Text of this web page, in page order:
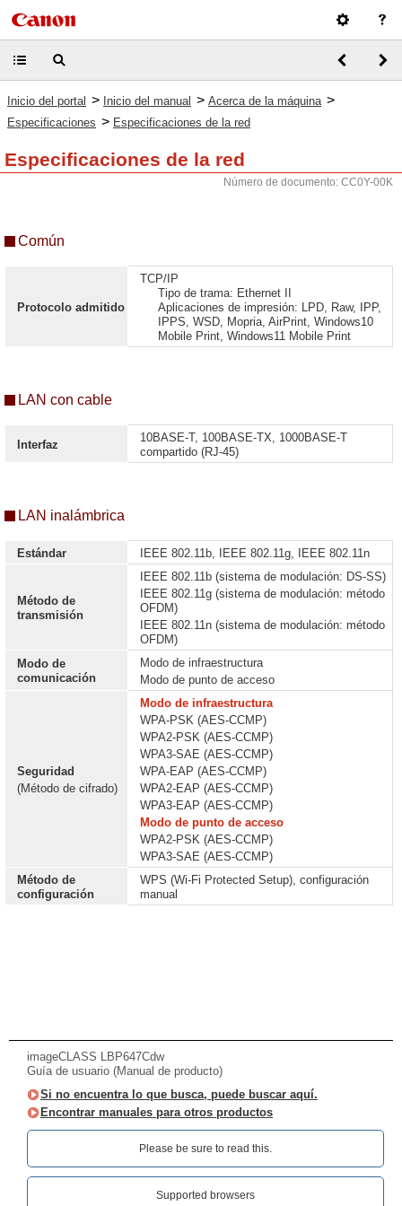
Inicio del portal > Inicio del manual > Acerca de la máquina >
Especificaciones > Especificaciones de la red
Especificaciones de la red
Número de documento: CC0Y-00K
Común
Protocolo admitido
TCP/IP
Tipo de trama: Ethernet II
Aplicaciones de impresión: LPD, Raw, IPP,
IPPS, WSD, Mopria, AirPrint, Windows10
Mobile Print, Windows11 Mobile Print
LAN con cable
Interfaz
10BASE-T, 100BASE-TX, 1000BASE-T
compartido (RJ-45)
LAN inalámbrica
Estándar IEEE 802.11b, IEEE 802.11g, IEEE 802.11n
Método de
transmisión
IEEE 802.11b (sistema de modulación: DS-SS)
IEEE 802.11g (sistema de modulación: método
OFDM)
IEEE 802.11n (sistema de modulación: método
OFDM)
Modo de
comunicación
Modo de infraestructura
Modo de punto de acceso
Seguridad
(Método de cifrado)
Modo de infraestructura
WPA-PSK (AES-CCMP)
WPA2-PSK (AES-CCMP)
WPA3-SAE (AES-CCMP)
WPA-EAP (AES-CCMP)
WPA2-EAP (AES-CCMP)
WPA3-EAP (AES-CCMP)
Modo de punto de acceso
WPA2-PSK (AES-CCMP)
WPA3-SAE (AES-CCMP)
Método de
configuración
WPS (Wi-Fi Protected Setup), configuración
manual
imageCLASS LBP647Cdw
Guía de usuario (Manual de producto)
Si no encuentra lo que busca, puede buscar aquí.
Encontrar manuales para otros productos
Please be sure to read this.‎
Supported browsers